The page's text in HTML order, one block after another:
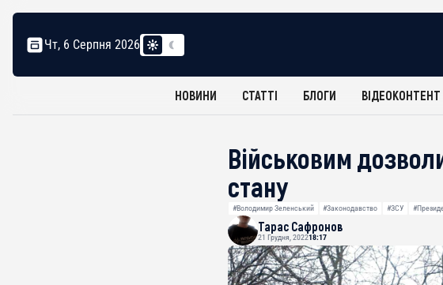
Чт, 6 Серпня 2026
НОВИНИ СТАТТІ БЛОГИ ВІДЕОКОНТЕНТ
Військовим
стану
#Володимир Зеленський #Законодавство #ЗСУ
Тарас Сафронов
21 Грудня, 202218:17